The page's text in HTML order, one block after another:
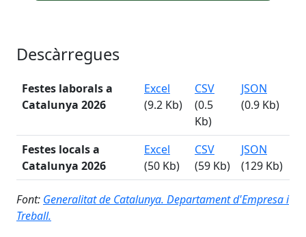
Descàrregues
Festes laborals a
Catalunya 2026
Excel
(9.2 Kb)
CSV
(0.5
Kb)
JSON
(0.9 Kb)
Festes locals a
Catalunya 2026
Excel
(50 Kb)
CSV
(59 Kb)
JSON
(129 Kb)
Font: Generalitat de Catalunya. Departament d'Empresa i
Treball.